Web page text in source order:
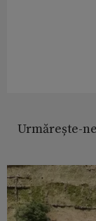
Urmărește-